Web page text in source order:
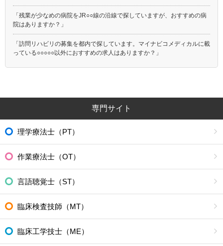
「残業が少なめの病院をJR○○線の沿線で探していますが、おすすめの病
院はありますか？」
「訪問リハビリの募集を都内で探しています。マイナビコメディカルに載
っている○○○○○以外におすすめの求人はありますか？」
専門サイト
理学療法士（PT）
作業療法士（OT）
言語聴覚士（ST）
臨床検査技師（MT）
臨床工学技士（ME）